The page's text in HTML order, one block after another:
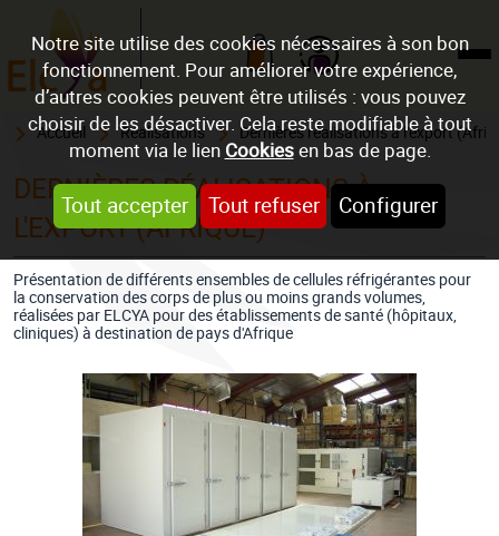
Notre site utilise des cookies nécessaires à son bon
fonctionnement. Pour améliorer votre expérience,
d’autres cookies peuvent être utilisés : vous pouvez
choisir de les désactiver. Cela reste modifiable à tout
moment via le lien Cookiesen bas de page.
Tout accepter Tout refuser Configurer
Mon compte
Accueil Réalisations Dernières réalisations à l'export
DERNIÈRES RÉALISATIONS À
L'EXPORT (AFRIQUE)
Présentation de différents ensembles de cellules réfrigérantes pour
la conservation des corps de plus ou moins grands volumes,
réalisées par ELCYA pour des établissements de santé (hôpitaux,
cliniques) à destination de pays d'Afrique